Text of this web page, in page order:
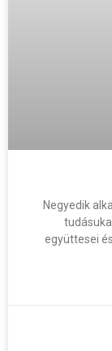
Negyedik
együttesei